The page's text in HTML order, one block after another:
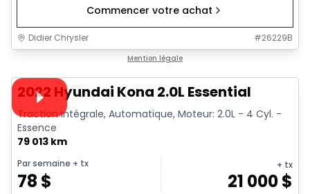
Commencer votre achat
Didier Chrysler #26229B
Mention légale
Vidéo disponible
2022 Hyundai Kona 2.0L Essential
Traction intégrale, Automatique, Moteur: 2.0L - 4 Cyl. -
Essence
79 013 km
Par semaine + tx
78 $
+ tx
21 000$